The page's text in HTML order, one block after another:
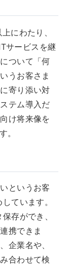
にわたり、
サービスを継
ついて「何
うお客さま
寄り添い対
テム導入だ
け将来像を
。
というお客
ています。
存ができ、
携できま
企業名や、
合わせて検